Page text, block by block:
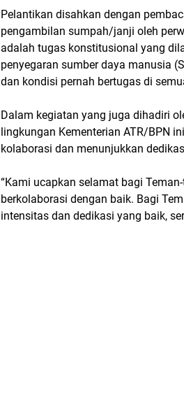
Pelantikan disahkan dengan
pengambilan sumpah/janji oleh
adalah tugas konstitusional yang
penyegaran sumber daya manusia
dan kondisi pernah bertugas di
Dalam kegiatan yang juga dihadiri
lingkungan Kementerian ATR/BPN
kolaborasi dan menunjukkan
“Kami ucapkan selamat bagi
berkolaborasi dengan baik. Bagi
intensitas dan dedikasi yang baik,